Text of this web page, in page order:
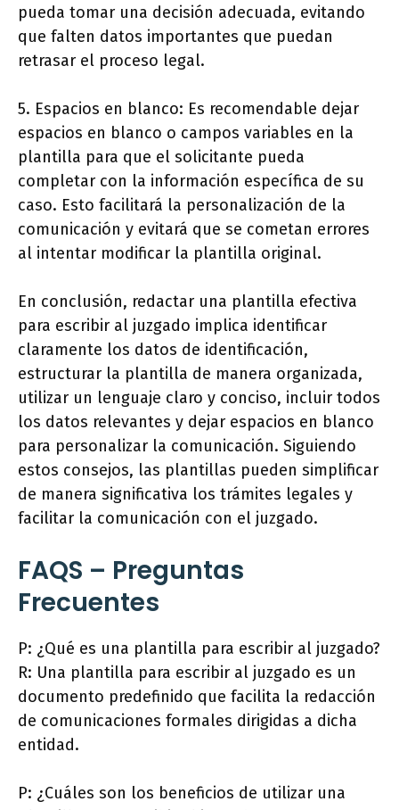
pueda tomar una decisión adecuada, evitando
que falten datos importantes que puedan
retrasar el proceso legal.
5. Espacios en blanco: Es recomendable dejar
espacios en blanco o campos variables en la
plantilla para que el solicitante pueda
completar con la información específica de su
caso. Esto facilitará la personalización de la
comunicación y evitará que se cometan errores
al intentar modificar la plantilla original.
En conclusión, redactar una plantilla efectiva
para escribir al juzgado implica identificar
claramente los datos de identificación,
estructurar la plantilla de manera organizada,
utilizar un lenguaje claro y conciso, incluir todos
los datos relevantes y dejar espacios en blanco
para personalizar la comunicación. Siguiendo
estos consejos, las plantillas pueden simplificar
de manera significativa los trámites legales y
facilitar la comunicación con el juzgado.
FAQS – Preguntas
Frecuentes
P: ¿Qué es una plantilla para escribir al juzgado?
R: Una plantilla para escribir al juzgado es un
documento predefinido que facilita la redacción
de comunicaciones formales dirigidas a dicha
entidad.
P: ¿Cuáles son los beneficios de utilizar una